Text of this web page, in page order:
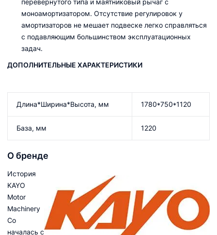
перевернутого типа и маятниковый рычаг с
моноамортизатором. Отсутствие регулировок у
амортизаторов не мешает подвеске легко справляться
с подавляющим большинством эксплуатационных
задач.
ДОПОЛНИТЕЛЬНЫЕ ХАРАКТЕРИСТИКИ
Длина*Ширина*Высота, мм 1780*750*1120
База, мм 1220
О бренде
История
KAYO
Motor
Machinery
Со
началась с